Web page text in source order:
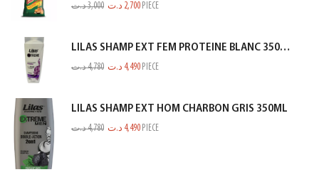
3,000د.ت 2,700 د.ت PIECE
LILAS SHAMP EXT FEM PROTEINE BLANC 350ML
4,780د.ت 4,490 د.ت PIECE
LILAS SHAMP EXT HOM CHARBON GRIS 350ML
4,780د.ت 4,490 د.ت PIECE